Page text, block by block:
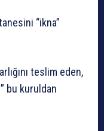
“ikna”
teslim eden,
bu kuruldan